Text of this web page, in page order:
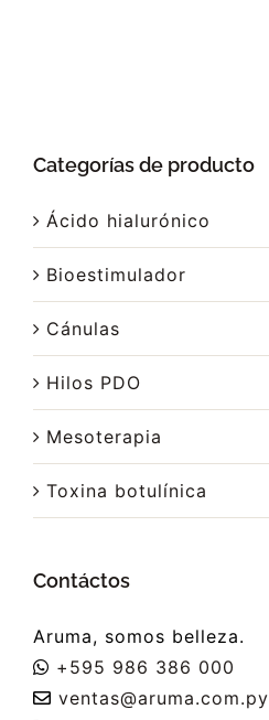
Categorías de producto
Ácido hialurónico
Bioestimulador
Cánulas
Hilos PDO
Mesoterapia
Toxina botulínica
Contáctos
Aruma, somos belleza.
+595 986 386 000
ventas@aruma.com.py